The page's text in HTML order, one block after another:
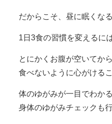
だからこそ、昼に眠くな
1日3食の習慣を変えるに
とにかくお腹が空いてか
食べないように心がける
体のゆがみが一目でわかる
身体のゆがみチェックも